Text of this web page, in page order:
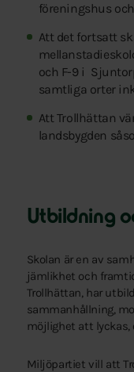
föreningshus
Att det fortsatt
och F-9 i
samtliga orter
Att Trollhättan
landsbygden
Utbildning
Skolan är en av
jämlikhet och
Trollhättan, har
sammanhållning,
möjlighet att lyckas,
Miljöpartiet vill att